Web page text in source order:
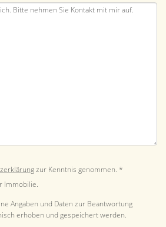
zur Kenntnis genommen. *
Immobilie.
Angaben und Daten zur Beantwortung
erhoben und gespeichert werden.